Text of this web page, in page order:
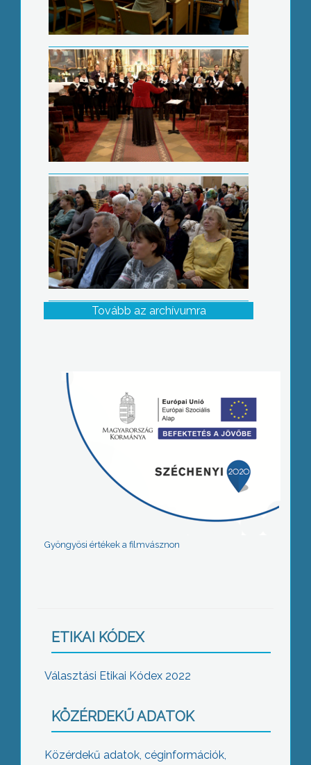
Kolping évzáró
Tovább az archívumra
Gyöngyösi értékek a filmvásznon
ETIKAI KÓDEX
Választási Etikai Kódex 2022
KÖZÉRDEKŰ ADATOK
Közérdekű adatok, céginformációk,